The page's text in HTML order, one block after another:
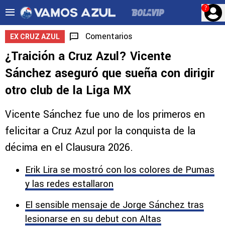
?
EX CRUZ AZUL Comentarios
¿Traición a Cruz Azul? Vicente
Sánchez aseguró que sueña con dirigir
otro club de la Liga MX
Vicente Sánchez fue uno de los primeros en
felicitar a Cruz Azul por la conquista de la
décima en el Clausura 2026.
Erik Lira se mostró con los colores de Pumas
y las redes estallaron
El sensible mensaje de Jorge Sánchez tras
lesionarse en su debut con Altas